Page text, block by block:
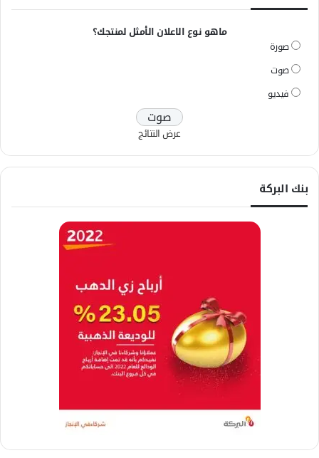
ماهو نوع الاعلان الأمثل لمنتجك؟
صورة
صوت
فيديو
عرض النتائج
بنك البركة